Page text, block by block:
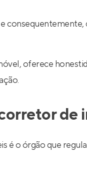
oferece
de
o órgão que